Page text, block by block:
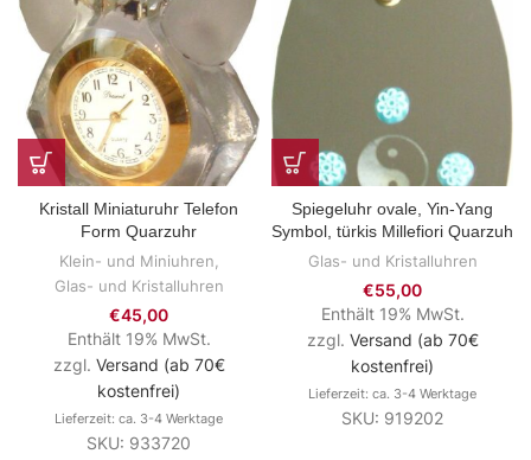
Kristall Miniaturuhr Telefon
Form Quarzuhr
Klein- und Miniuhren,
Glas- und Kristalluhren
€45,00
Enthält 19% MwSt.
zzgl. Versand (ab 70€
kostenfrei)
Lieferzeit: ca. 3-4 Werktage
SKU: 933720
Spiegeluhr ovale, Yin-Yang
Symbol, türkis Millefiori Quarzuh
Glas- und Kristalluhren
€55,00
Enthält 19% MwSt.
zzgl. Versand (ab 70€
kostenfrei)
Lieferzeit: ca. 3-4 Werktage
SKU: 919202